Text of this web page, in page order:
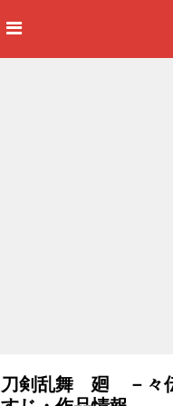
刀剣乱舞 廻 －々